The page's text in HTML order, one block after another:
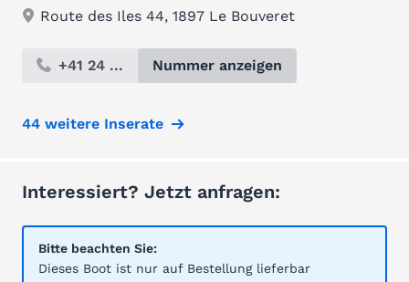
Route des Iles 44, 1897 Le Bouveret
+41 24 ... Nummer anzeigen
44 weitere Inserate
Interessiert? Jetzt anfragen:
Bitte beachten Sie:
Dieses Boot ist nur auf Bestellung lieferbar